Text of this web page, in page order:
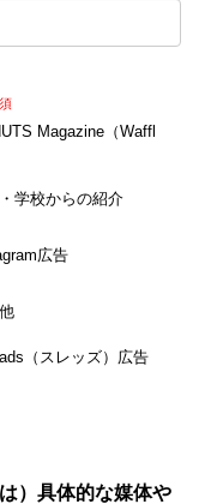
Magazine（Waffl
学校からの紹介
広告
（スレッズ）広告
）具体的な媒体や